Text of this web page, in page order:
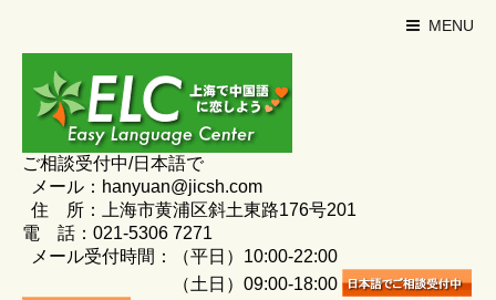
MENU
ご相談受付中/日本語で
メール：hanyuan@jicsh.com
住 所：上海市黄浦区斜土東路176号201
電 話：021-5306 7271
メール受付時間：（平日）10:00-22:00
（土日）09:00-18:00